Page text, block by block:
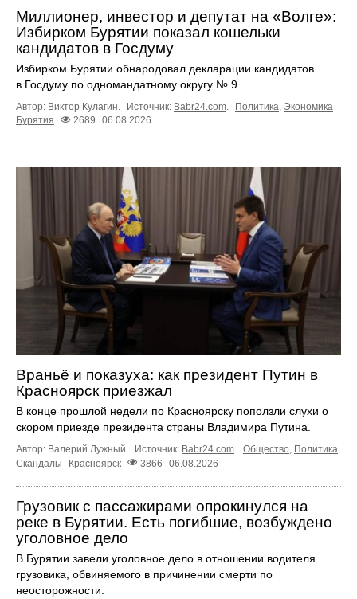
Миллионер, инвестор и депутат на «Волге»:
Избирком Бурятии показал кошельки
кандидатов в Госдуму
Избирком Бурятии обнародовал декларации кандидатов
в Госдуму по одномандатному округу № 9.
Автор: Виктор Кулагин. Источник: Babr24.com Политика Экономика
Бурятия
2689 06.08.2026
Враньё и показуха: как президент Путин в
Красноярск приезжал
В конце прошлой недели по Красноярску поползли слухи о
скором приезде президента страны Владимира Путина.
Автор: Валерий Лужный. Источник: Babr24.com. Общество, Политика,
Скандалы
Красноярск 3866 06.08.2026
Грузовик с пассажирами опрокинулся на
реке в Бурятии. Есть погибшие, возбуждено
уголовное дело
В Бурятии завели уголовное дело в отношении водителя
грузовика, обвиняемого в причинении смерти по
неосторожности.